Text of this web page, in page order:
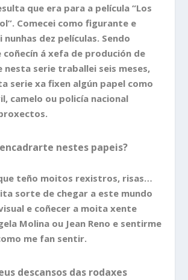
que era para a película “Los
Comecei como figurante e
dez películas. Sendo
á xefa de produción de
nesta serie traballei seis meses,
serie xa fixen algún papel como
camelo ou policía nacional
nestes papeis?
teño moitos rexistros, risas…
sorte de chegar a este mundo
e coñecer a moita xente
Molina ou Jean Reno e sentirme
me fan sentir.
descansos das rodaxes